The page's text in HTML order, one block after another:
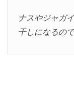
ナスやジャガ
干しになるの